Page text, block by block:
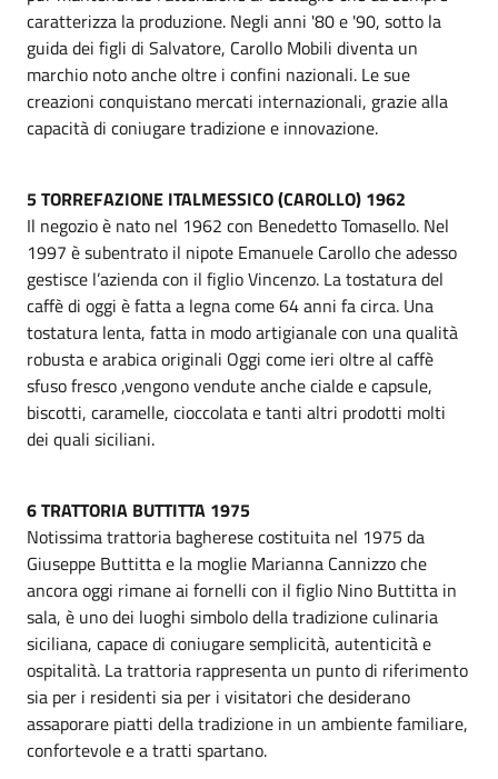
caratterizza la produzione. Negli anni '80 e '90, sotto la
guida dei figli di Salvatore, Carollo Mobili diventa un
marchio noto anche oltre i confini nazionali. Le sue
creazioni conquistano mercati internazionali, grazie alla
capacità di coniugare tradizione e innovazione.
5 TORREFAZIONE ITALMESSICO (CAROLLO) 1962
Il negozio è nato nel 1962 con Benedetto Tomasello. Nel
1997 è subentrato il nipote Emanuele Carollo che adesso
gestisce l’azienda con il figlio Vincenzo. La tostatura del
caffè di oggi è fatta a legna come 64 anni fa circa. Una
tostatura lenta, fatta in modo artigianale con una qualità
robusta e arabica originali Oggi come ieri oltre al caffè
sfuso fresco ,vengono vendute anche cialde e capsule,
biscotti, caramelle, cioccolata e tanti altri prodotti molti
dei quali siciliani.
6 TRATTORIA BUTTITTA 1975
Notissima trattoria bagherese costituita nel 1975 da
Giuseppe Buttitta e la moglie Marianna Cannizzo che
ancora oggi rimane ai fornelli con il figlio Nino Buttitta in
sala, è uno dei luoghi simbolo della tradizione culinaria
siciliana, capace di coniugare semplicità, autenticità e
ospitalità. La trattoria rappresenta un punto di riferimento
sia per i residenti sia per i visitatori che desiderano
assaporare piatti della tradizione in un ambiente familiare,
confortevole e a tratti spartano.